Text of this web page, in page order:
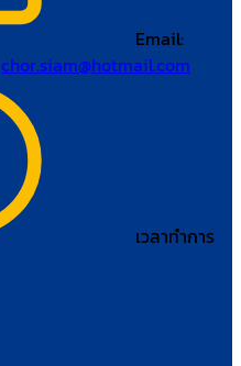
Email:
chor.siam@hotmail.com
เวลาทำการ